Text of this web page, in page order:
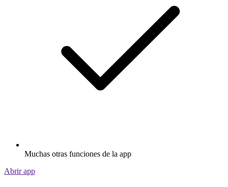
Muchas otras funciones de la app
Abrir app